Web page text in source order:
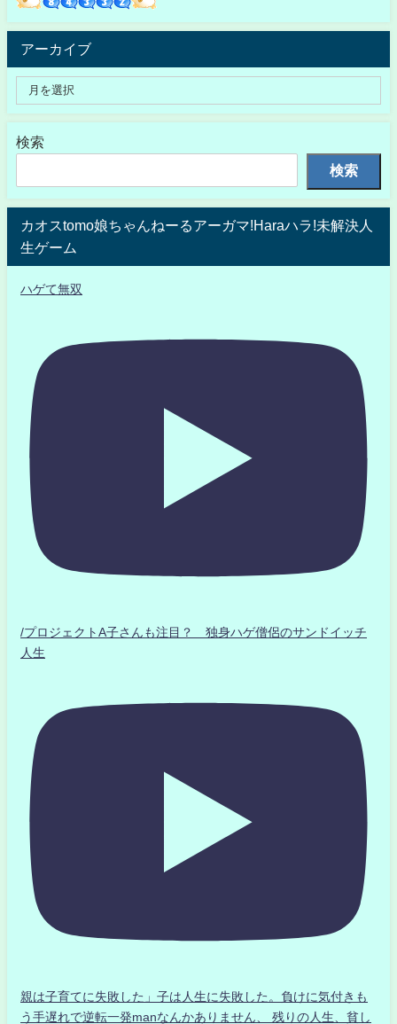
アーカイブ
検索
検索
カオスtomo娘ちゃんねーるアーガマ!Haraハラ!未解決人
生ゲーム
ハゲて無双
/プロジェクトA子さんも注目？ 独身ハゲ僧侶のサンドイッチ
人生
親は子育てに失敗した」子は人生に失敗した。負けに気付きも
う手遅れで逆転一発manなんかありません、 残りの人生、貧し